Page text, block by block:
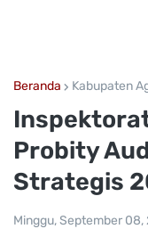
Beranda Kabupaten
Probity
Strategis
Minggu, September 08,